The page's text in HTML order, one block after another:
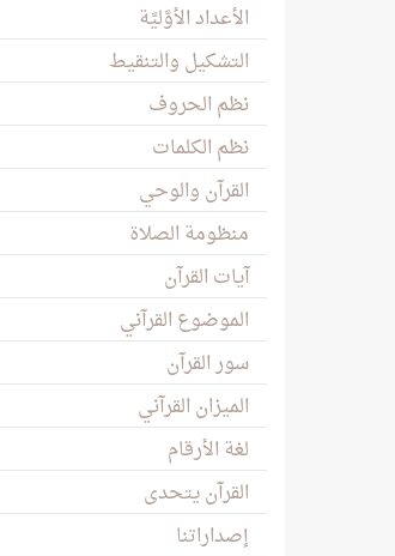
الأعداد الأوَّليَّة
التشكيل والتنقيط
نظم الحروف
نظم الكلمات
القرآن والوحي
منظومة الصلاة
آيات القرآن
الموضوع القرآني
سور القرآن
الميزان القرآني
لغة الأرقام
القرآن يتحدى
إصداراتنا